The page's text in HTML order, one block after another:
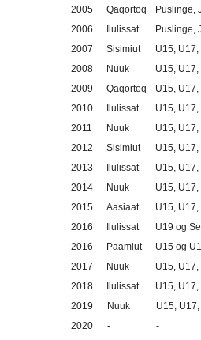
2005
Qaqortoq
Puslinge,
2006
Ilulissat
Puslinge,
2007
Sisimiut
U15,
2008
Nuuk
U15,
2009
Qaqortoq
U15,
2010
Ilulissat
U15,
2011
Nuuk
U15,
2012
Sisimiut
U15,
2013
Ilulissat
U15,
2014
Nuuk
U15,
2015
Aasiaat
U15,
2016
Ilulissat
U19 og
2016
Paamiut
U15 og
2017
Nuuk
U15,
2018
Ilulissat
U15,
2019
Nuuk
U15,
2020
-
-